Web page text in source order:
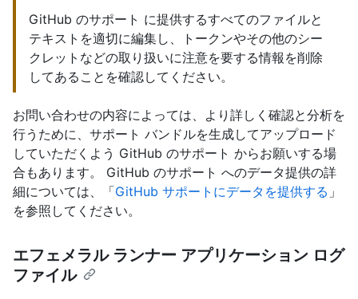
GitHub のサポート に提供するすべてのファイルと
テキストを適切に編集し、トークンやその他のシー
クレットなどの取り扱いに注意を要する情報を削除
してあることを確認してください。
お問い合わせの内容によっては、より詳しく確認と分析を
行うために、サポート バンドルを生成してアップロード
していただくよう GitHub のサポート からお願いする場
合もあります。 GitHub のサポート へのデータ提供の詳
細については、「GitHub サポートにデータを提供する 」
を参照してください。
エフェメラル ランナー アプリケーション ログ
ファイル